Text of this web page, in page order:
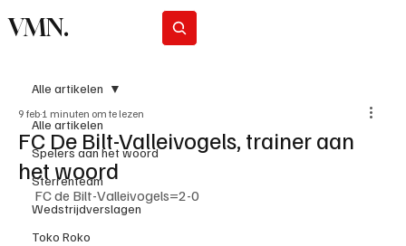
VMN.
Alle artikelen
Spelers aan het woord
Sterrenteam
Wedstrijdverslagen
Toko Roko
Alle artikelen
FC De Bilt-Valleivogels, trainer aan
het woord
9 feb 1 minuten om te lezen
FC de Bilt-Valleivogels=2-0